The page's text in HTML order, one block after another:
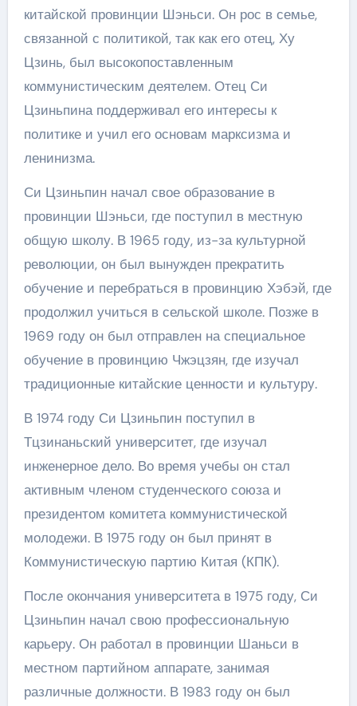
китайской провинции Шэньси. Он рос в семье,
связанной с политикой, так как его отец, Ху
Цзинь, был высокопоставленным
коммунистическим деятелем. Отец Си
Цзиньпина поддерживал его интересы к
политике и учил его основам марксизма и
ленинизма.
Си Цзиньпин начал свое образование в
провинции Шэньси, где поступил в местную
общую школу. В 1965 году, из-за культурной
революции, он был вынужден прекратить
обучение и перебраться в провинцию Хэбэй, где
продолжил учиться в сельской школе. Позже в
1969 году он был отправлен на специальное
обучение в провинцию Чжэцзян, где изучал
традиционные китайские ценности и культуру.
В 1974 году Си Цзиньпин поступил в
Тцзинаньский университет, где изучал
инженерное дело. Во время учебы он стал
активным членом студенческого союза и
президентом комитета коммунистической
молодежи. В 1975 году он был принят в
Коммунистическую партию Китая (КПК).
После окончания университета в 1975 году, Си
Цзиньпин начал свою профессиональную
карьеру. Он работал в провинции Шаньси в
местном партийном аппарате, занимая
различные должности. В 1983 году он был